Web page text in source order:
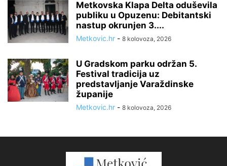
Metkovska Klapa Delta oduševila
publiku u Opuzenu: Debitantski
nastup okrunjen 3....
Metkovic.hr - 8 kolovoza, 2026
U Gradskom parku održan 5.
Festival tradicija uz
predstavljanje Varaždinske
županije
Metkovic.hr - 8 kolovoza, 2026